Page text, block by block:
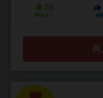
76
興味あり 経
再